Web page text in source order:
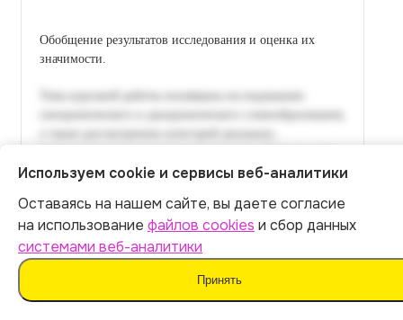
Обобщение результатов исследования и оценка их
значимости.
Итог:449р.
Оплатить
Используем cookie и сервисы веб-аналитики
Оставаясь на нашем сайте, вы даете согласие
на использование файлов cookies и сбор данных
системами веб-аналитики
Принять